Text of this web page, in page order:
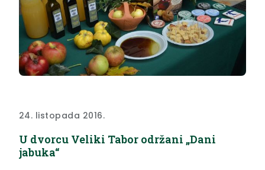
24. listopada 2016.
U dvorcu Veliki Tabor održani „Dani
jabuka“